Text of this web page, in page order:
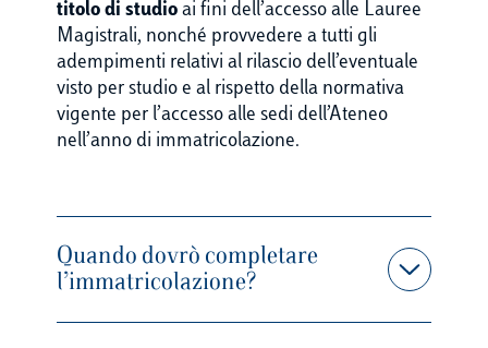
titolo di studio ai fini dell’accesso alle Lauree
Magistrali, nonché provvedere a tutti gli
adempimenti relativi al rilascio dell’eventuale
visto per studio e al rispetto della normativa
vigente per l’accesso alle sedi dell’Ateneo
nell’anno di immatricolazione.
Quando dovrò completare
l’immatricolazione?